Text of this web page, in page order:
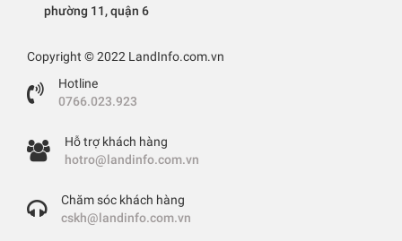
phường 11, quận 6
Copyright © 2022 LandInfo.com.vn
Hotline
0766.023.923
Hỗ trợ khách hàng
hotro@landinfo.com.vn
Chăm sóc khách hàng
cskh@landinfo.com.vn